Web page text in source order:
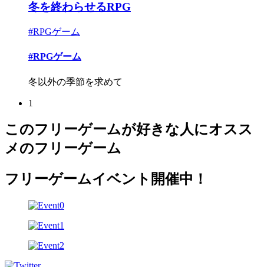
冬を終わらせるRPG
#RPGゲーム
#RPGゲーム
冬以外の季節を求めて
1
このフリーゲームが好きな人にオスス
メのフリーゲーム
フリーゲームイベント開催中！